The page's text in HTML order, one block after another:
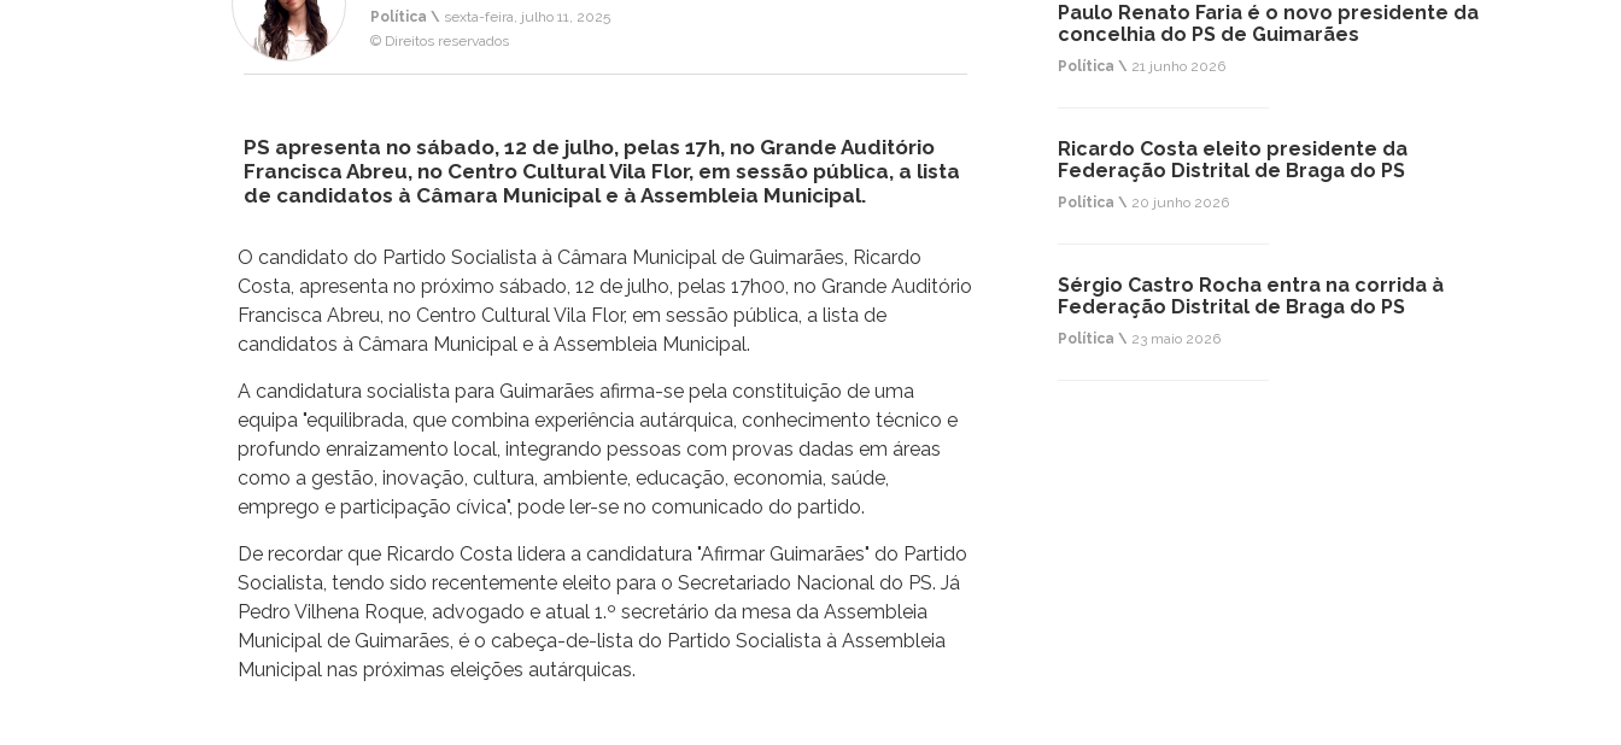
Política \ sexta-feira, julho 11, 2025
© Direitos reservados
PS apresenta no sábado, 12 de julho, pelas 17h, no Grande Auditório
Francisca Abreu, no Centro Cultural Vila Flor, em sessão pública, a lista
de candidatos à Câmara Municipal e à Assembleia Municipal.
O candidato do Partido Socialista à Câmara Municipal de Guimarães, Ricardo
Costa, apresenta no próximo sábado, 12 de julho, pelas 17h00, no Grande Auditório
Francisca Abreu, no Centro Cultural Vila Flor, em sessão pública, a lista de
candidatos à Câmara Municipal e à Assembleia Municipal.
A candidatura socialista para Guimarães afirma-se pela constituição de uma
equipa "equilibrada, que combina experiência autárquica, conhecimento técnico e
profundo enraizamento local, integrando pessoas com provas dadas em áreas
como a gestão, inovação, cultura, ambiente, educação, economia, saúde,
emprego e participação cívica", pode ler-se no comunicado do partido.
De recordar que Ricardo Costa lidera a candidatura "Afirmar Guimarães" do Partido
Socialista, tendo sido recentemente eleito para o Secretariado Nacional do PS. Já
Pedro Vilhena Roque, advogado e atual 1.º secretário da mesa da Assembleia
Municipal de Guimarães, é o cabeça-de-lista do Partido Socialista à Assembleia
Municipal nas próximas eleições autárquicas.
Paulo Renato Faria é o novo presidente da
concelhia do PS de Guimarães
Política \ 21 junho 2026
Ricardo Costa eleito presidente da
Federação Distrital de Braga do PS
Política \ 20 junho 2026
Sérgio Castro Rocha entra na corrida à
Federação Distrital de Braga do PS
Política \ 23 maio 2026